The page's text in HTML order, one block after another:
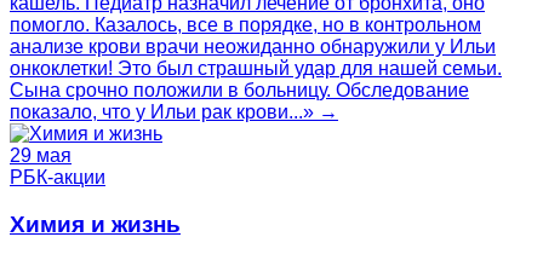
помогло. Казалось, все в порядке, но в контрольном
анализе крови врачи неожиданно обнаружили у Ильи
онкоклетки! Это был страшный удар для нашей семьи.
Сына срочно положили в больницу. Обследование
показало, что у Ильи рак крови...» →
29 мая
РБК-акции
Химия и жизнь